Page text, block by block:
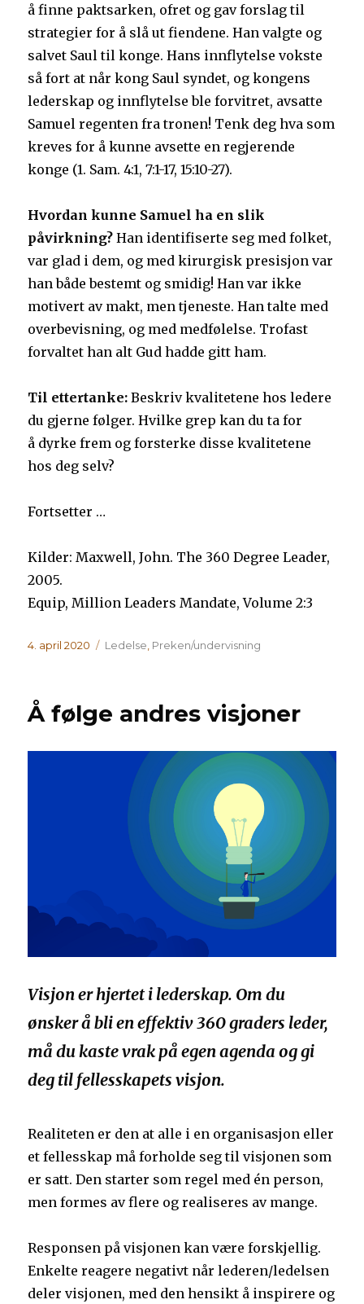
å finne paktsarken, ofret og gav forslag til
strategier for å slå ut fiendene. Han valgte og
salvet Saul til konge. Hans innflytelse vokste
så fort at når kong Saul syndet, og kongens
lederskap og innflytelse ble forvitret, avsatte
Samuel regenten fra tronen! Tenk deg hva som
kreves for å kunne avsette en regjerende
konge (1. Sam. 4:1, 7:1-17, 15:10-27).
Hvordan kunne Samuel ha en slik
påvirkning? Han identifiserte seg med folket,
var glad i dem, og med kirurgisk presisjon var
han både bestemt og smidig! Han var ikke
motivert av makt, men tjeneste. Han talte med
overbevisning, og med medfølelse. Trofast
forvaltet han alt Gud hadde gitt ham.
Til ettertanke:Beskriv kvalitetene hos ledere
du gjerne følger. Hvilke grep kan du ta for
å dyrke frem og forsterke disse kvalitetene
hos deg selv?
Fortsetter …
Kilder: Maxwell, John. The 360 Degree Leader,
2005.
Equip, Million Leaders Mandate, Volume 2:3
Publisert
4. april 2020 Kategorier
Ledelse Preken/undervisning
Å følge andres visjoner
Visjon er hjertet i lederskap. Om du
ønsker å bli en effektiv 360 graders leder,
må du kaste vrak på egen agenda og gi
deg til fellesskapets visjon.
Realiteten er den at alle i en organisasjon eller
et fellesskap må forholde seg til visjonen som
er satt. Den starter som regel med én person,
men formes av flere og realiseres av mange.
Responsen på visjonen kan være forskjellig.
Enkelte reagere negativt når lederen/ledelsen
deler visjonen, med den hensikt å inspirere og